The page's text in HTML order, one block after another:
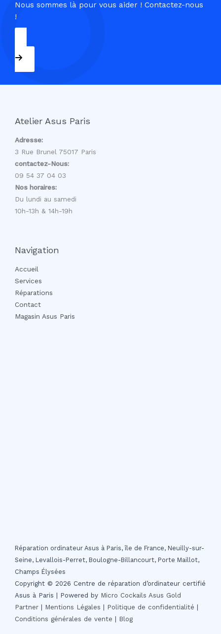
Nous sommes là pour vous aider ! Contactez-nous
!
09 54 37 04 03
Atelier Asus Paris
Adresse:
3 Rue Brunel 75017 Paris
contactez-Nous:
09 54 37 04 03
Nos horaires:
Du lundi au samedi
10h-13h & 14h-19h
Navigation
Accueil
Services
Réparations
Contact
Magasin Asus Paris
Réparation ordinateur Asus à Paris, île de France, Neuilly-sur-
Seine, Levallois-Perret, Boulogne-Billancourt, Porte Maillot,
Champs Élysées
Copyright © 2026 Centre de réparation d’ordinateur certifié
Asus à Paris | Powered by Micro Cockails Asus Gold
Partner | Mentions Légales | Politique de confidentialité |
Conditions générales de vente | Blog